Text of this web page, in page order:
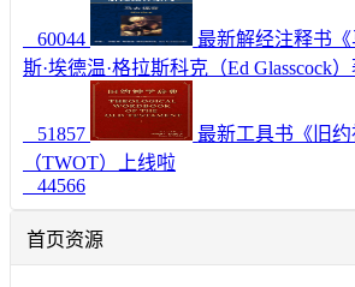
60044
最新解经注释书
斯·埃德温·格拉斯科克（Ed Glasscock
51857
最新工具书《旧约
（TWOT）上线啦
44566
首页资源